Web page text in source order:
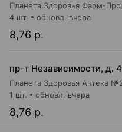
8,76 р.
4 шт. обновл. вчера
пр-т Независимости, д.
8,76 р.
1 шт. обновл. вчера